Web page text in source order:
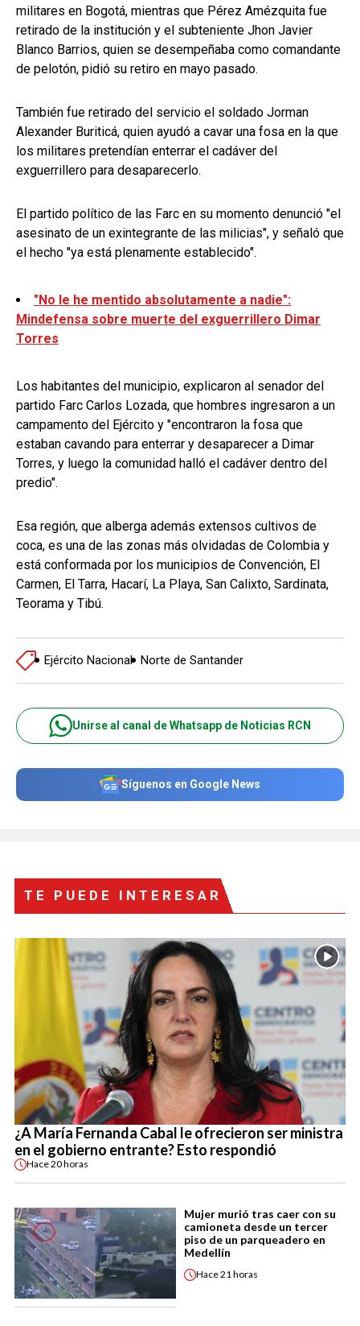
militares en Bogotá, mientras que Pérez Amézquita fue
retirado de la institución y el subteniente Jhon Javier
Blanco Barrios, quien se desempeñaba como comandante
de pelotón, pidió su retiro en mayo pasado.
También fue retirado del servicio el soldado Jorman
Alexander Buriticá, quien ayudó a cavar una fosa en la que
los militares pretendían enterrar el cadáver del
exguerrillero para desaparecerlo.
El partido político de las Farc en su momento denunció "el
asesinato de un exintegrante de las milicias", y señaló que
el hecho "ya está plenamente establecido".
"No le he mentido absolutamente a nadie":
Mindefensa sobre muerte del exguerrillero Dimar
Torres
Los habitantes del municipio, explicaron al senador del
partido Farc Carlos Lozada, que hombres ingresaron a un
campamento del Ejército y "encontraron la fosa que
estaban cavando para enterrar y desaparecer a Dimar
Torres, y luego la comunidad halló el cadáver dentro del
predio".
Esa región, que alberga además extensos cultivos de
coca, es una de las zonas más olvidadas de Colombia y
está conformada por los municipios de Convención, El
Carmen, El Tarra, Hacarí, La Playa, San Calixto, Sardinata,
Teorama y Tibú.
Ejército Nacional Norte de Santander
Unirse al canal de Whatsapp de Noticias RCN
Síguenos en Google News
TE PUEDE INTERESAR
¿A María Fernanda Cabal le ofrecieron ser ministra
en el gobierno entrante? Esto respondió
Hace20 horas
Mujer murió tras caer con su
camioneta desde un tercer
piso de un parqueadero en
Medellín
Hace21 horas